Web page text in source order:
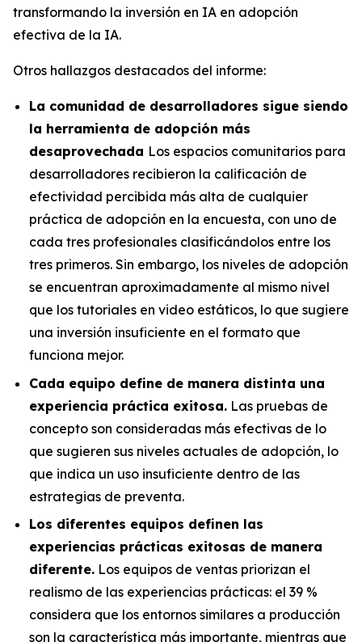
transformando la inversión en IA en adopción
efectiva de la IA.
Otros hallazgos destacados del informe:
La comunidad de desarrolladores sigue siendo
la herramienta de adopción más
desaprovechada Los espacios comunitarios para
desarrolladores recibieron la calificación de
efectividad percibida más alta de cualquier
práctica de adopción en la encuesta, con uno de
cada tres profesionales clasificándolos entre los
tres primeros. Sin embargo, los niveles de adopción
se encuentran aproximadamente al mismo nivel
que los tutoriales en video estáticos, lo que sugiere
una inversión insuficiente en el formato que
funciona mejor.
Cada equipo define de manera distinta una
experiencia práctica exitosa. Las pruebas de
concepto son consideradas más efectivas de lo
que sugieren sus niveles actuales de adopción, lo
que indica un uso insuficiente dentro de las
estrategias de preventa.
Los diferentes equipos definen las
experiencias prácticas exitosas de manera
diferente. Los equipos de ventas priorizan el
realismo de las experiencias prácticas: el 39 %
considera que los entornos similares a producción
son la característica más importante, mientras que